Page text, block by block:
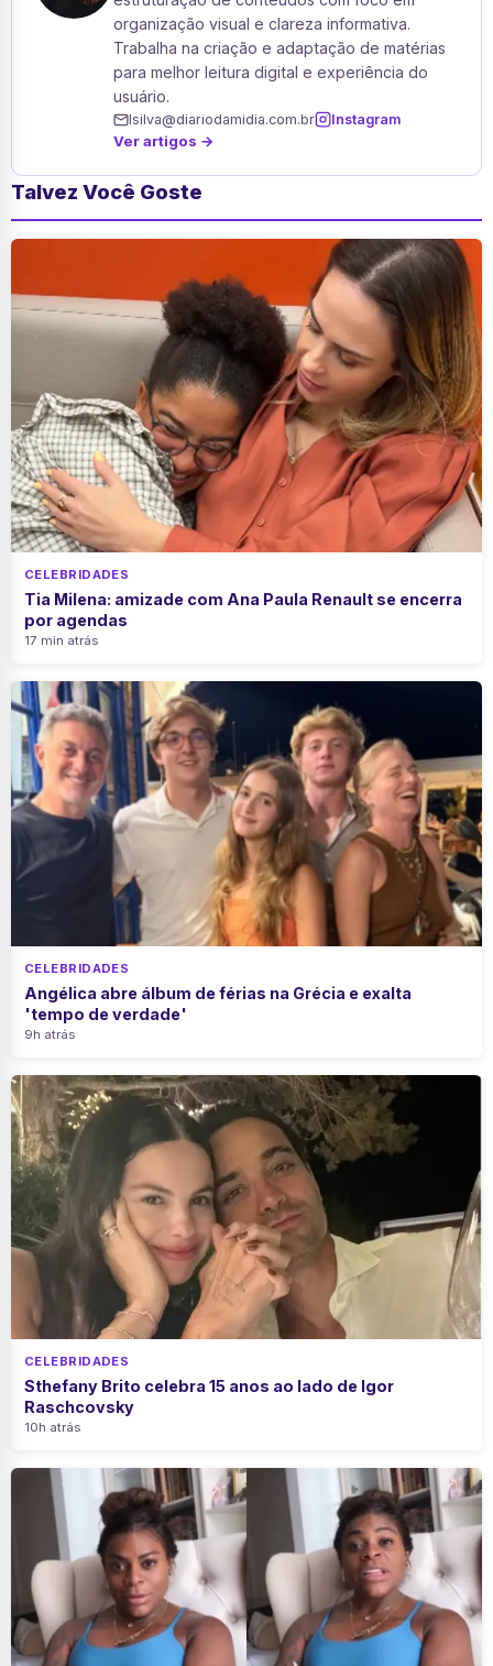
organização visual e clareza informativa.
Trabalha na criação e adaptação de matérias
para melhor leitura digital e experiência do
usuário.
lsilva@diariodamidia.com.br Instagram
Ver artigos →
Talvez Você Goste
CELEBRIDADES
Tia Milena: amizade com Ana Paula Renault se encerra
por agendas
17 min atrás
CELEBRIDADES
Angélica abre álbum de férias na Grécia e exalta
'tempo de verdade'
9h atrás
CELEBRIDADES
Sthefany Brito celebra 15 anos ao lado de Igor
Raschcovsky
10h atrás